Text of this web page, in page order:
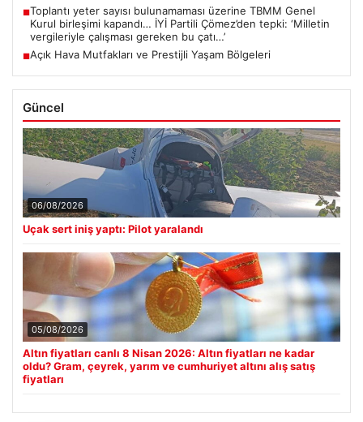
■Toplantı yeter sayısı bulunamaması üzerine TBMM Genel
Kurul birleşimi kapandı… İYİ Partili Çömez’den tepki: ‘Milletin
vergileriyle çalışması gereken bu çatı…’
■Açık Hava Mutfakları ve Prestijli Yaşam Bölgeleri
Güncel
06/08/2026
Uçak sert iniş yaptı: Pilot yaralandı
05/08/2026
Altın fiyatları canlı 8 Nisan 2026: Altın fiyatları ne kadar
oldu? Gram, çeyrek, yarım ve cumhuriyet altını alış satış
fiyatları